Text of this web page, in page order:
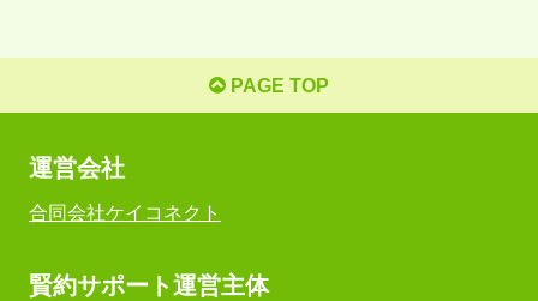
PAGE TOP
運営会社
合同会社ケイコネクト
賢約サポート運営主体